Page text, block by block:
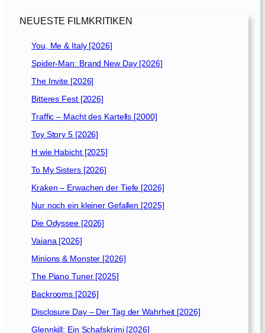
NEUESTE FILMKRITIKEN
You, Me & Italy [2026]
Spider-Man: Brand New Day [2026]
The Invite [2026]
Bitteres Fest [2026]
Traffic – Macht des Kartells [2000]
Toy Story 5 [2026]
H wie Habicht [2025]
To My Sisters [2026]
Kraken – Erwachen der Tiefe [2026]
Nur noch ein kleiner Gefallen [2025]
Die Odyssee [2026]
Vaiana [2026]
Minions & Monster [2026]
The Piano Tuner [2025]
Backrooms [2026]
Disclosure Day – Der Tag der Wahrheit [2026]
Glennkill: Ein Schafskrimi [2026]